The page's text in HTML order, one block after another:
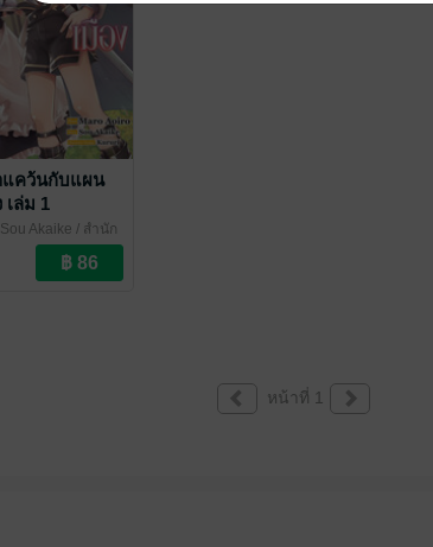
แคว้นกับแผน
เล่ม 1
Akaike / สำนัก
หน้าที่ 1